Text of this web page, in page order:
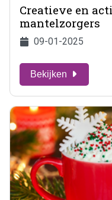
Creatieve en
mantelzorgers
09-01-2025
Bekijken